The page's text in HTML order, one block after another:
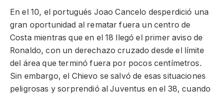
En el 10, el portugués Joao Cancelo desperdició una
gran oportunidad al rematar fuera un centro de
Costa mientras que en el 18 llegó el primer aviso de
Ronaldo, con un derechazo cruzado desde el límite
del área que terminó fuera por pocos centímetros.
Sin embargo, el Chievo se salvó de esas situaciones
peligrosas y sorprendió al Juventus en el 38, cuando